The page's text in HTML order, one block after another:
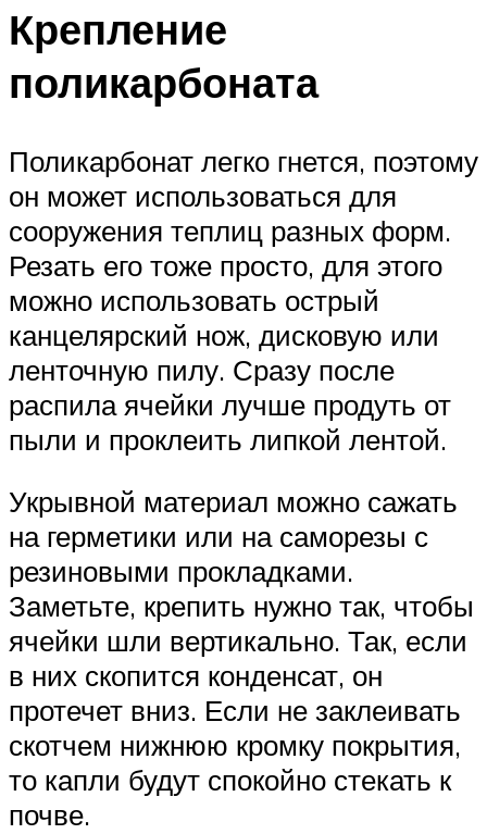
Крепление
поликарбоната
Поликарбонат легко гнется, поэтому
он может использоваться для
сооружения теплиц разных форм.
Резать его тоже просто, для этого
можно использовать острый
канцелярский нож, дисковую или
ленточную пилу. Сразу после
распила ячейки лучше продуть от
пыли и проклеить липкой лентой.
Укрывной материал можно сажать
на герметики или на саморезы с
резиновыми прокладками.
Заметьте, крепить нужно так, чтобы
ячейки шли вертикально. Так, если
в них скопится конденсат, он
протечет вниз. Если не заклеивать
скотчем нижнюю кромку покрытия,
то капли будут спокойно стекать к
почве.